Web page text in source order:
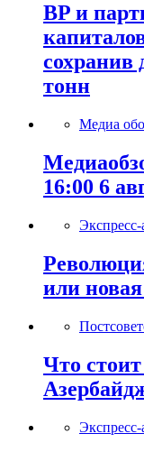
BP и
сохранив
тонн
Медиа
16:00 6
Экспресс-
или
Что
Экспресс-